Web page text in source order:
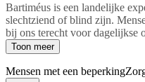
Bartiméus is een landelijke
slechtziend of blind zijn.
bij ons terecht voor dagelijkse
Toon meer
Mensen met een beperking